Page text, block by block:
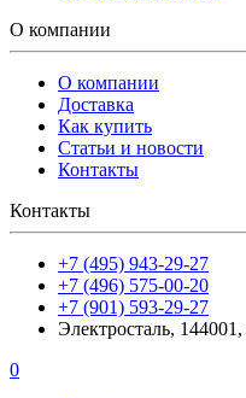
О компании
О компании
Доставка
Как купить
Статьи и новости
Контакты
Контакты
+7 (495) 943-29-27
+7 (496) 575-00-20
+7 (901) 593-29-27
Электросталь,
0